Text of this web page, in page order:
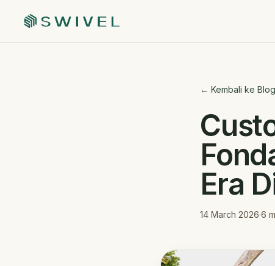
← Kembali ke Blog
Era
14 March 2026·6